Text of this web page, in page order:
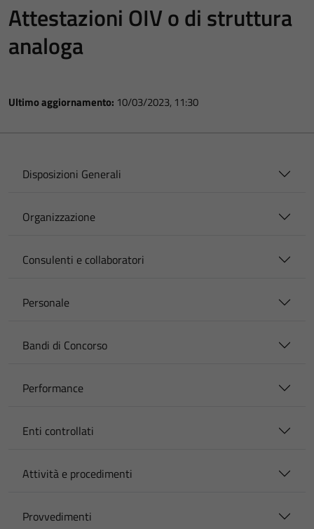
Attestazioni OIV o di struttura
analoga
Ultimo aggiornamento: 10/03/2023, 11:30
Disposizioni Generali
Organizzazione
Consulenti e collaboratori
Personale
Bandi di Concorso
Performance
Enti controllati
Attività e procedimenti
Provvedimenti